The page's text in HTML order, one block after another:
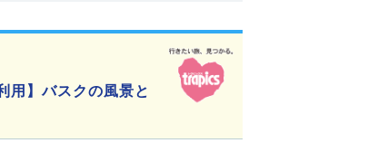
用】バスクの風景と